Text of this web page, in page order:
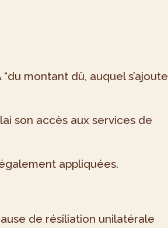
montant dû, auquel s’ajoute
son accès aux services de
appliquées.
de résiliation unilatérale